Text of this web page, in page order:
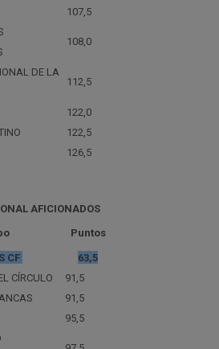
107,5
108,0
DE LA
112,5
122,0
122,5
126,5
AFICIONADOS
Puntos
CF
63,5
CÍRCULO
91,5
91,5
95,5